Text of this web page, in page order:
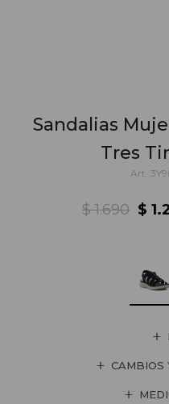
Sandalias
Tres
$
$ 1.690
CAMBIOS